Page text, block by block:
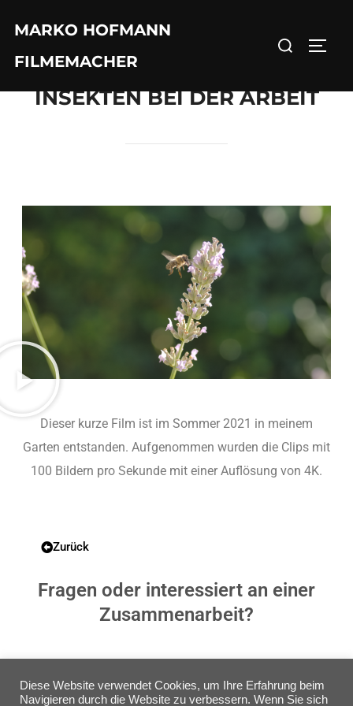
MARKO HOFMANN
FILMEMACHER
INSEKTEN BEI DER ARBEIT
Dieser kurze Film ist im Sommer 2021 in meinem
Garten entstanden. Aufgenommen wurden die Clips mit
100 Bildern pro Sekunde mit einer Auflösung von 4K.
Zurück
Fragen oder interessiert an einer
Zusammenarbeit?
Diese Website verwendet Cookies, um Ihre Erfahrung beim
Navigieren durch die Website zu verbessern. Wenn Sie sich